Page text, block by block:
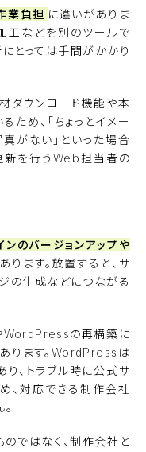
業負担 に違いがありま
工などを別のツールで
とっては手間がかかり
ダウンロード機能や本
め、「ちょっとイメー
がない」といった場合
新を行うWeb担当者の
ンのバージョンアップや
ります。放置すると、サ
の生成などにつながる
WordPressの再構築に
ります。WordPressは
、トラブル時に公式サ
、対応できる制作会社
ではなく、制作会社と